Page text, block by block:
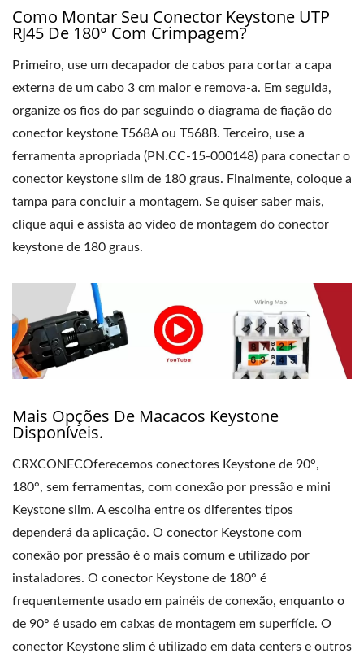
Como Montar Seu Conector Keystone UTP
RJ45 De 180° Com Crimpagem?
Primeiro, use um decapador de cabos para cortar a capa
externa de um cabo 3 cm maior e remova-a. Em seguida,
organize os fios do par seguindo o diagrama de fiação do
conector keystone T568A ou T568B. Terceiro, use a
ferramenta apropriada (PN.CC-15-000148) para conectar o
conector keystone slim de 180 graus. Finalmente, coloque a
tampa para concluir a montagem. Se quiser saber mais,
clique aqui e assista ao vídeo de montagem do conector
keystone de 180 graus.
Mais Opções De Macacos Keystone
Disponíveis.
CRXCONECOferecemos conectores Keystone de 90°,
180°, sem ferramentas, com conexão por pressão e mini
Keystone slim. A escolha entre os diferentes tipos
dependerá da aplicação. O conector Keystone com
conexão por pressão é o mais comum e utilizado por
instaladores. O conector Keystone de 180° é
frequentemente usado em painéis de conexão, enquanto o
de 90° é usado em caixas de montagem em superfície. O
conector Keystone slim é utilizado em data centers e outros